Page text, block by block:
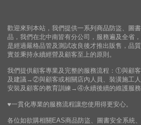
歡迎來到本站，我們提供一系列商品防盜、圖
品，我們在北中南皆有分公司，服務遍及全省
是經過嚴格品管及測試改良後才推出販售，品
實並秉持永續經營及顧客至上的原則。
我們提供顧客專業及完整的服務流程：①與顧
及建議→②與顧客或相關店內人員、裝潢施工
安裝及顧客的教育訓練→④永續後續的維護服務
♥一貫化專業的服務流程讓您使用得更安心。
各位如欲購相關EAS商品防盜、圖書安全系統